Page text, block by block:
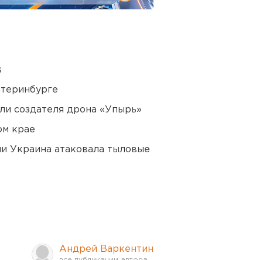
создателя дрона «Упырь»
крае
Украина атаковала тыловые
Андрей Варкентин